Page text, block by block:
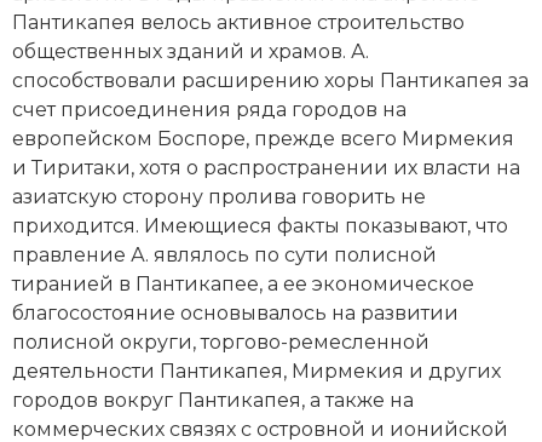
Пантикапея велось активное строительство
общественных зданий и храмов. А.
способствовали расширению хоры Пантикапея за
счет присоединения ряда городов на
европейском Боспоре, прежде всего Мирмекия
и Тиритаки, хотя о распространении их власти на
азиатскую сторону пролива говорить не
приходится. Имеющиеся факты показывают, что
правление А. являлось по сути полисной
тиранией в Пантикапее, а ее экономическое
благосостояние основывалось на развитии
полисной округи, торгово-ремесленной
деятельности Пантикапея, Мирмекия и других
городов вокруг Пантикапея, а также на
коммерческих связях с островной и ионийской